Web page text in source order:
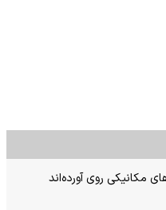
مکانیکی روی آورده‌اند